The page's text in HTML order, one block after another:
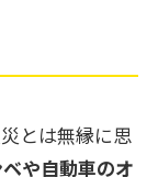
とは無縁に思
や自動車のオ